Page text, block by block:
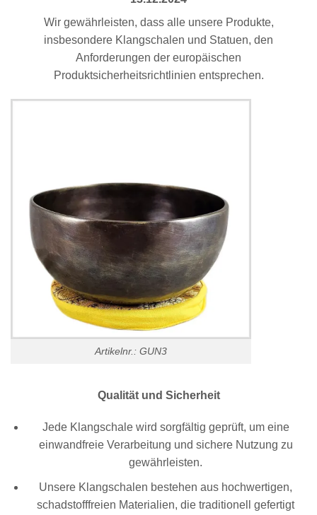
Wir gewährleisten, dass alle unsere Produkte,
insbesondere Klangschalen und Statuen, den
Anforderungen der europäischen
Produktsicherheitsrichtlinien entsprechen.
Artikelnr.: GUN3
Qualität und Sicherheit
Jede Klangschale wird sorgfältig geprüft, um eine
einwandfreie Verarbeitung und sichere Nutzung zu
gewährleisten.
Unsere Klangschalen bestehen aus hochwertigen,
schadstofffreien Materialien, die traditionell gefertigt